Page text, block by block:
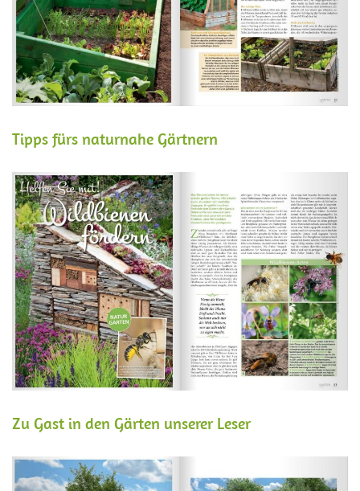
Tipps fürs naturnahe Gärtnern
Zu Gast in den Gärten unserer Leser